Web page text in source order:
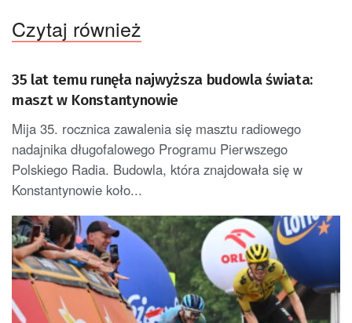
Czytaj również
35 lat temu runęła najwyższa budowla świata:
maszt w Konstantynowie
Mija 35. rocznica zawalenia się masztu radiowego
nadajnika długofalowego Programu Pierwszego
Polskiego Radia. Budowla, która znajdowała się w
Konstantynowie koło...